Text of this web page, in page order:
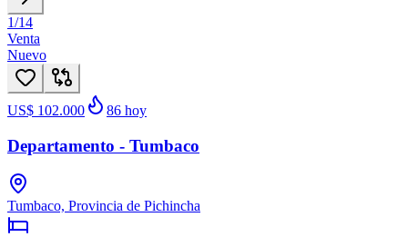
1/14
Venta
Nuevo
US$ 102.000 86 hoy
Departamento - Tumbaco
Tumbaco, Provincia de Pichincha